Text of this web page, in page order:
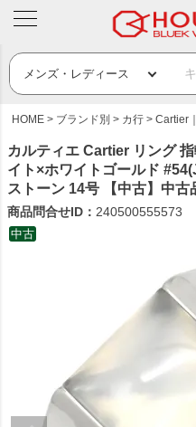
HOME ブランド別 カ行 Cartier
カルティエ Cartier リング
イト×ホワイトゴールド
ストーン 14号 【中古】中古
商品問合せID： 240500555573
中古